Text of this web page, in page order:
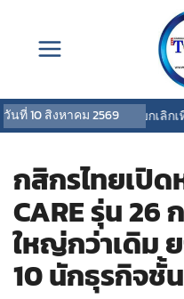
วันที่10 สิงหาคม 2569
การบินไทยแจ้งยกเลิกเที่ย
กสิกรไทยเปิด
CARE รุ่น 26
ใหญ่กว่าเดิม
10 นักธุรกิจชั้